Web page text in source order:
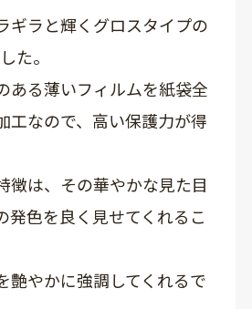
ギラと輝くグロスタイプの
た。
ある薄いフィルムを紙袋全
工なので、高い保護力が得
徴は、その華やかな見た目
発色を良く見せてくれるこ
艶やかに強調してくれるで